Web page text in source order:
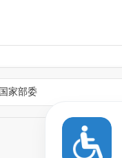
国家部委